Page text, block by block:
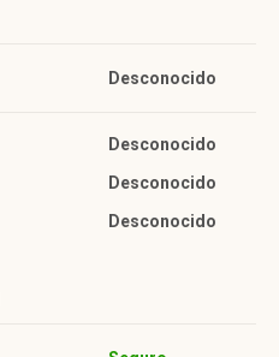
Desconocido
Desconocido
Desconocido
Desconocido